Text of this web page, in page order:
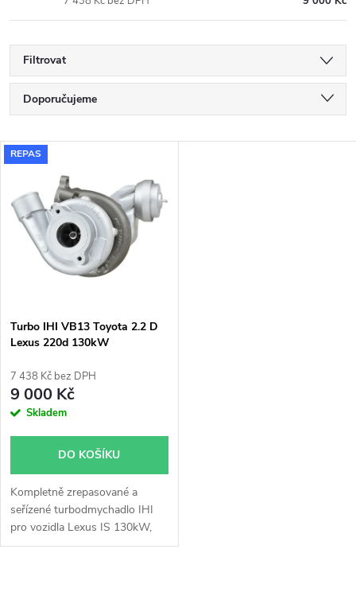
Filtrovat
Ř
a
e
p
r
o
u
k
Doporučujeme
Nejdražší
Nejprodávanější
Abecedně
V
ý
p
s
p
r
o
d
u
k
REPAS
Turbo IHI VB13 Toyota 2.2 D
Lexus 220d 130kW
7 438 Kč bez DPH
9 000 Kč
Skladem
DO KOŠÍKU
Kompletně zrepasované a
seřízené turbodmychadlo IHI
pro vozidla Lexus IS 130kW,
Toyota Auris, Avensis, Corolla,